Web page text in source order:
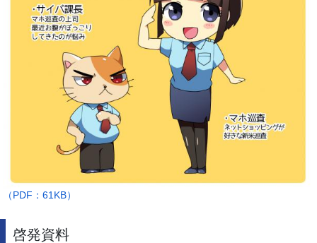
（PDF：61KB）
啓発資料